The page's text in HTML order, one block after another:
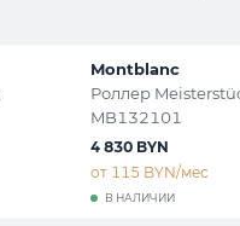
Montblanc
Роллер
MB132101
В НАЛИЧИИ
4 830 BYN
от 115 BYN/мес